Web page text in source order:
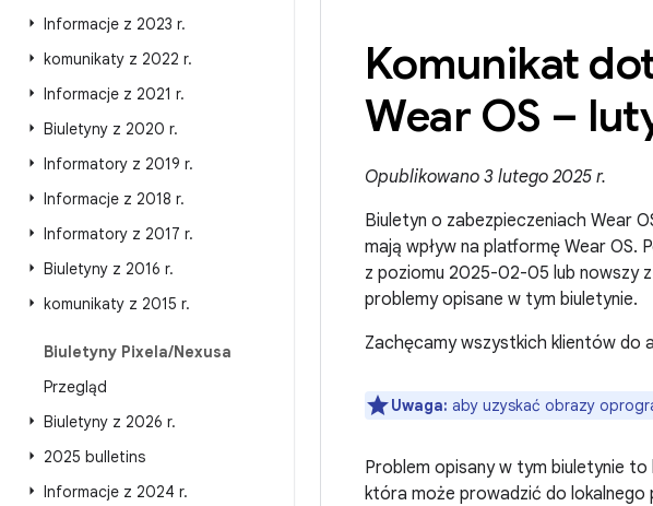
Informacje z 2023 r.
komunikaty z 2022 r.
Informacje z 2021 r.
Biuletyny z 2020 r.
Informatory z 2019 r.
Informacje z 2018 r.
Informatory z 2017 r.
Biuletyny z 2016 r.
komunikaty z 2015 r.
Biuletyny Pixela/Nexusa
Przegląd
Biuletyny z 2026 r.
2025 bulletins
Informacje z 2024 r.
Komunikat
Wear OS –
Opublikowano 3 lutego 2025 r.
Biuletyn o zabezpieczeniach Wear
mają wpływ na platformę Wear OS.
z poziomu 2025-02-05 lub nowszy z
problemy opisane w tym biuletynie.
Zachęcamy wszystkich klientów do
Uwaga: aby uzyskać obrazy
Problem opisany w tym biuletynie
która może prowadzić do lokalnego